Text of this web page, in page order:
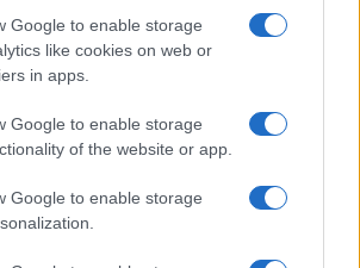
Google to enable storage
like cookies on web or
in apps.
Google to enable storage
of the website or app.
Google to enable storage
dollar: een week van teruggang in